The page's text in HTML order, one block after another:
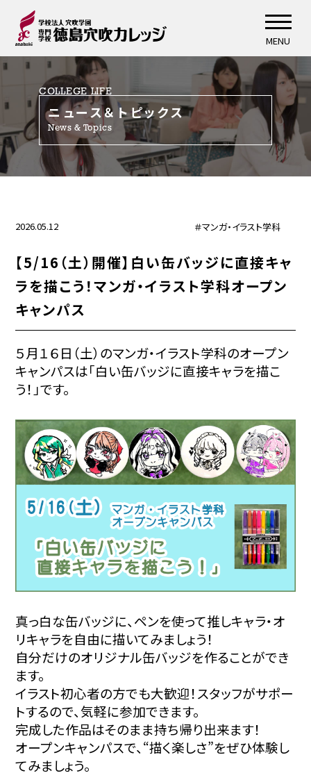
MENU
COLLEGE LIFE
ニュース＆トピックス
News & Topics
2026.05.12 ＃マンガ・イラスト学科
【5/16（土）開催】白い缶バッジに直接キャ
ラを描こう！マンガ・イラスト学科オープン
キャンパス
５月１６日（土）のマンガ・イラスト学科のオープン
キャンパスは「白い缶バッジに直接キャラを描こ
う！」です。
真っ白な缶バッジに、ペンを使って推しキャラ・オ
リキャラを自由に描いてみましょう！
自分だけのオリジナル缶バッジを作ることができ
ます。
イラスト初心者の方でも大歓迎！ スタッフがサポー
トするので、気軽に参加できます。
完成した作品はそのまま持ち帰り出来ます！
オープンキャンパスで、“描く楽しさ”をぜひ体験し
てみましょう。